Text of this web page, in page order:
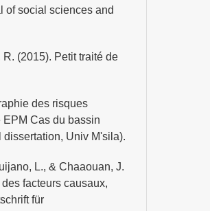
of social sciences and
(2015). Petit traité de
des risques
EPM Cas du bassin
Univ M'sila).
L., & Chaaouan, J.
facteurs causaux,
für